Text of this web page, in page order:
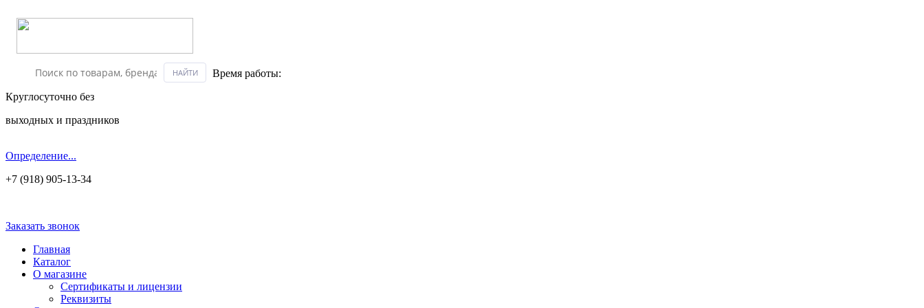
Время работы:
Круглосуточно без
выходных и праздников
Определение...
+7 (918) 905-13-34
Заказать звонок
Главная
Каталог
О магазине
Сертификаты и лицензии
Реквизиты